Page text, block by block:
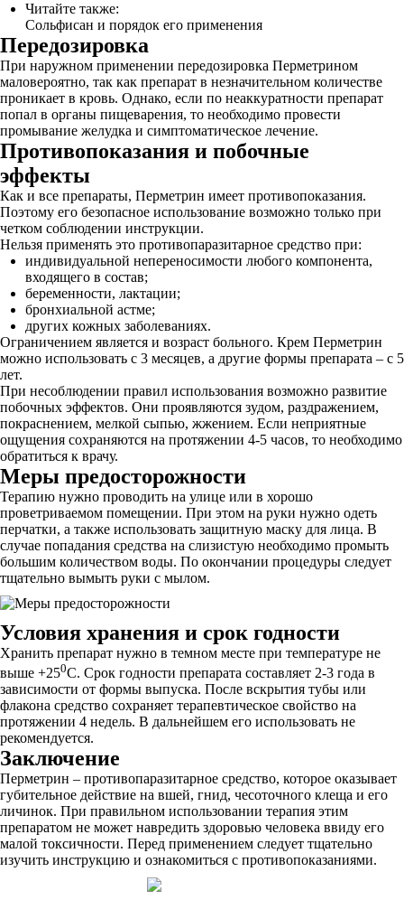
Читайте также:
Сольфисан и порядок его применения
Передозировка
При наружном применении передозировка Перметрином
маловероятно, так как препарат в незначительном количестве
проникает в кровь. Однако, если по неаккуратности препарат
попал в органы пищеварения, то необходимо провести
промывание желудка и симптоматическое лечение.
Противопоказания и побочные
эффекты
Как и все препараты, Перметрин имеет противопоказания.
Поэтому его безопасное использование возможно только при
четком соблюдении инструкции.
Нельзя применять это противопаразитарное средство при:
индивидуальной непереносимости любого компонента,
входящего в состав;
беременности, лактации;
бронхиальной астме;
других кожных заболеваниях.
Ограничением является и возраст больного. Крем Перметрин
можно использовать с 3 месяцев, а другие формы препарата – с 5
лет.
При несоблюдении правил использования возможно развитие
побочных эффектов. Они проявляются зудом, раздражением,
покраснением, мелкой сыпью, жжением. Если неприятные
ощущения сохраняются на протяжении 4-5 часов, то необходимо
обратиться к врачу.
Меры предосторожности
Терапию нужно проводить на улице или в хорошо
проветриваемом помещении. При этом на руки нужно одеть
перчатки, а также использовать защитную маску для лица. В
случае попадания средства на слизистую необходимо промыть
большим количеством воды. По окончании процедуры следует
тщательно вымыть руки с мылом.
Условия хранения и срок годности
Хранить препарат нужно в темном месте при температуре не
выше +250С. Срок годности препарата составляет 2-3 года в
зависимости от формы выпуска. После вскрытия тубы или
флакона средство сохраняет терапевтическое свойство на
протяжении 4 недель. В дальнейшем его использовать не
рекомендуется.
Заключение
Перметрин – противопаразитарное средство, которое оказывает
губительное действие на вшей, гнид, чесоточного клеща и его
личинок. При правильном использовании терапия этим
препаратом не может навредить здоровью человека ввиду его
малой токсичности. Перед применением следует тщательно
изучить инструкцию и ознакомиться с противопоказаниями.